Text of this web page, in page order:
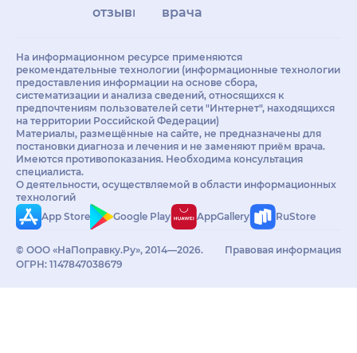
отзывы
врачам
На информационном ресурсе применяются
рекомендательные технологии (информационные технологии
предоставления информации на основе сбора,
систематизации и анализа сведений, относящихся к
предпочтениям пользователей сети "Интернет", находящихся
на территории Российской Федерации)
Материалы, размещённые на сайте, не предназначены для
постановки диагноза и лечения и не заменяют приём врача.
Имеются противопоказания. Необходима консультация
специалиста.
О деятельности, осуществляемой в области информационных
технологий
App Store
Google Play AppGallery RuStore
© ООО «НаПоправку.Ру», 2014—2026.
ОГРН: 1147847038679
Правовая информация